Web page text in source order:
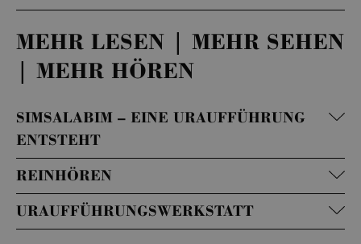
MEHR LESEN | MEHR SEHEN
| MEHR HÖREN
SIMSALABIM – EINE URAUFFÜHRUNG
ENTSTEHT
REINHÖREN
URAUFFÜHRUNGSWERKSTATT